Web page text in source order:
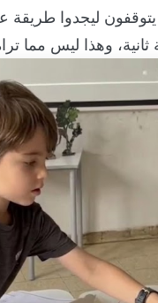
ليجدوا طريقة
وهذا ليس مما